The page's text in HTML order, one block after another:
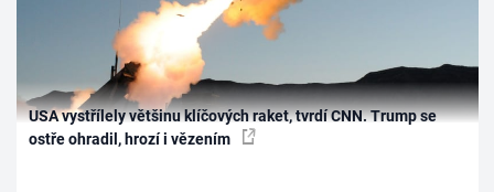
USA vystřílely většinu klíčových raket, tvrdí CNN. Trump se
ostře ohradil, hrozí i vězením